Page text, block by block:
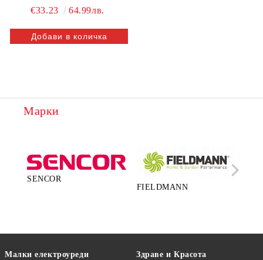
€33.23
64.99лв.
Марки
SENCOR
FIELDMANN
Малки електроуреди Здраве и Красота